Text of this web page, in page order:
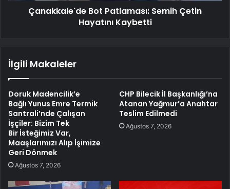
Çanakkale'de Bot Patlaması: Semih Çetin
Hayatını Kaybetti
İlgili Makaleler
Doruk Madencilik’e
Bağlı Yunus Emre Termik
Santrali’nde Çalışan
İşçiler: Bizim Tek
Bir İsteğimiz Var,
Maaşlarımızı Alıp İşimize
Geri Dönmek
Ağustos 7, 2026
CHP Bilecik İl Başkanlığı’na
Atanan Yağmur’a Anahtar
Teslim Edilmedi
Ağustos 7, 2026